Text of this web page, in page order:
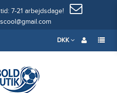
7-21 arbejdsdage!
DKK